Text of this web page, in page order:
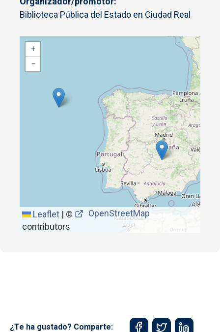
Biblioteca Pública del Estado en Ciudad Real
+
−
Leaflet | ©
OpenStreetMap
contributors
¿Te ha gustado? Comparte: